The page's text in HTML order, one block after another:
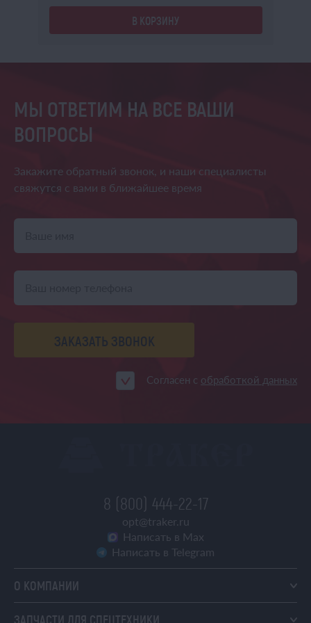
В КОРЗИНУ
МЫ ОТВЕТИМ НА ВСЕ ВАШИ
ВОПРОСЫ
Закажите обратный звонок, и наши специалисты
свяжутся с вами в ближайшее время
ЗАКАЗАТЬ ЗВОНОК
Согласен с обработкой данных
8 (800) 444-22-17
opt@traker.ru
Написать в Max
Написать в Telegram
О КОМПАНИИ
ЗАПЧАСТИ ДЛЯ СПЕЦТЕХНИКИ